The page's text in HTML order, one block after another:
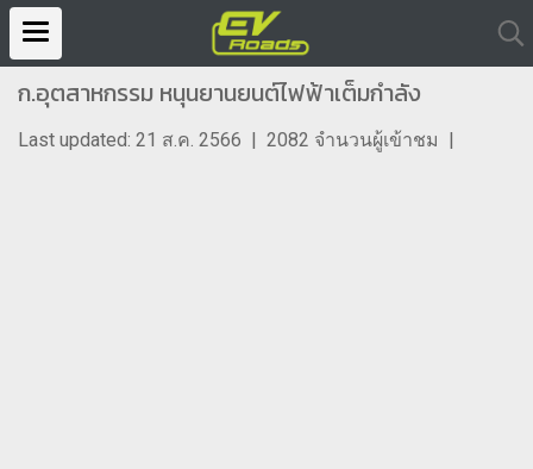
ก.อุตสาหกรรม หนุนยานยนต์ไฟฟ้าเต็มกำลัง
Last updated: 21 ส.ค. 2566 | 2082 จำนวนผู้เข้าชม |